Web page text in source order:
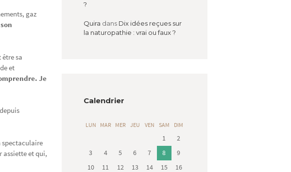
gaz
son
sa
et
Je
spectaculaire
assiette et qui,
?
Quira dans Dix idées reçues sur
la naturopathie : vrai ou faux ?
Calendrier
LUN MAR MER JEU VEN SAM DIM
1
2
3
4 5 6 7 8
9
10
11 12 13 14 15
16